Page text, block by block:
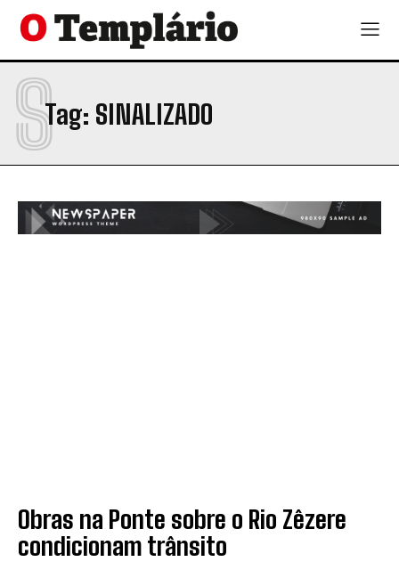
Tag: SINALIZADO
S
Obras na Ponte sobre o Rio Zêzere
condicionam trânsito